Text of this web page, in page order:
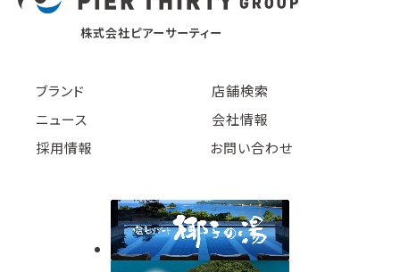
株式会社ピアーサーティー
ブランド
店舗検索
ニュース
会社情報
採用情報
お問い合わせ